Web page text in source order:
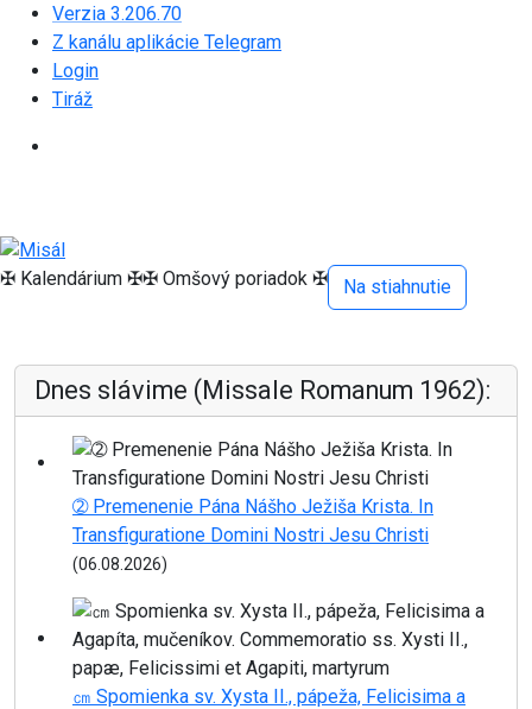
Verzia 3.206.70
Z kanálu aplikácie Telegram
Login
Tiráž
✠ Kalendárium ✠✠ Omšový poriadok ✠ Na stiahnutie
Dnes slávime (Missale Romanum 1962):
➁ Premenenie Pána Nášho Ježiša Krista. In
Transfiguratione Domini Nostri Jesu Christi
(06.08.2026)
㎝ Spomienka sv. Xysta II., pápeža, Felicisima a